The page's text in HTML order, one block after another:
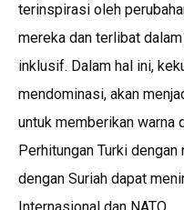
terinspirasi oleh
mereka dan terlibat
inklusif. Dalam hal ini,
mendominasi, akan
untuk memberikan warna
Perhitungan Turki
dengan Suriah dapat